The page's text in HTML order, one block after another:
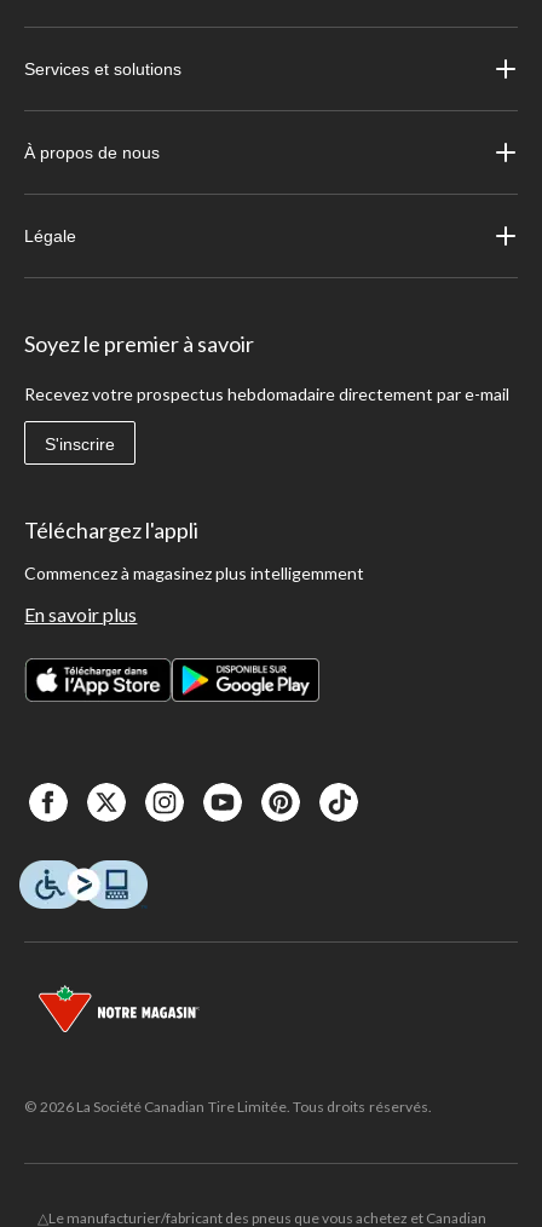
Services et solutions
À propos de nous
Légale
Soyez le premier à savoir
Recevez votre prospectus hebdomadaire directement par e-mail
S'inscrire
Téléchargez l'appli
Commencez à magasinez plus intelligemment
En savoir plus
© 2026 La Société Canadian Tire Limitée. Tous droits réservés.
△Le manufacturier/fabricant des pneus que vous achetez et Canadian